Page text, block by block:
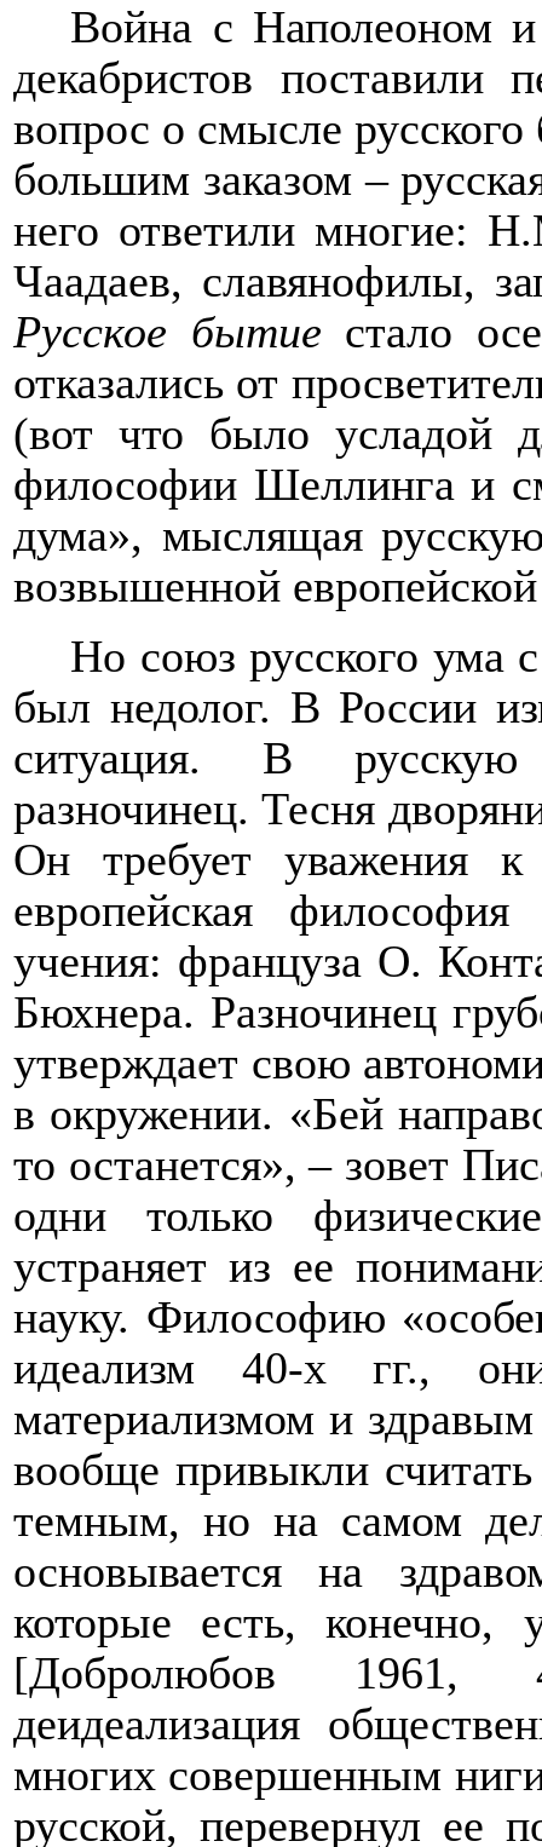
Война с Наполеоном
декабристов поставили
вопрос о смысле
большим заказом –
него ответили многие:
Чаадаев, славянофилы,
Русское бытие стало
отказались от
(вот что было усладой
философии Шеллинга и
дума», мыслящая
возвышенной
Но союз русского ума
был недолог. В России
ситуация. В русскую
разночинец. Тесня
Он требует уважения
европейская
учения: француза О.
Бюхнера. Разночинец
утверждает свою
в окружении. «Бей
то останется», – зовет
одни только
устраняет из ее
науку. Философию
идеализм 40-х гг.,
материализмом и
вообще привыкли
темным, но на самом
основывается на
которые есть, конечно,
[Добролюбов 1961,
деидеализация
многих совершенным
русской, перевернул ее